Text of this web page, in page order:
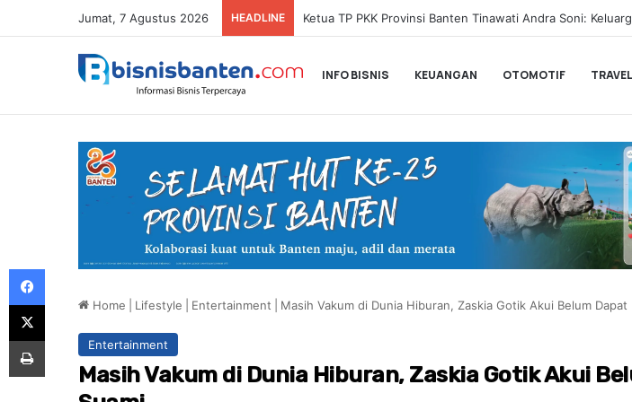
Jumat, 7 Agustus 2026 HEADLINE
INFO BISNIS KEUANGAN OTOMOTIF TRAVEL
Home Lifestyle Entertainment Masih Vakum di Dunia Hiburan, Zaskia Gotik Akui Belum Dapat
Entertainment
Masih Vakum di Dunia Hiburan, Zaskia Gotik Akui
Facebook